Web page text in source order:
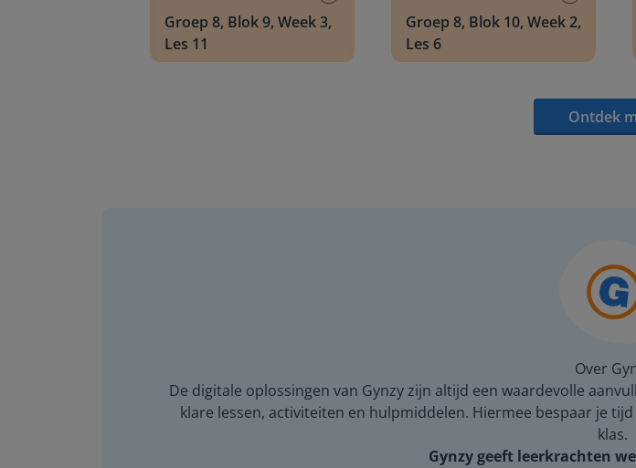
Groep 8, Blok 9, Week 3,
Les 11
Groep 8, Blok 10, Week 2,
Les 6
Ontdek
Over
De digitale oplossingen van Gynzy zijn altijd een waardevolle
klare lessen, activiteiten en hulpmiddelen. Hiermee bespaar je
klas.
Gynzy geeft leerkrachten